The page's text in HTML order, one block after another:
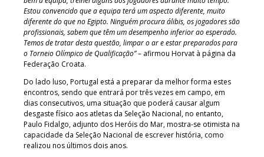
Estou convencido que a equipa terá um aspecto diferente, muito
diferente do que no Egipto. Ninguém procura álibis, os jogadores são
profissionais, sabem que têm um desempenho inferior ao esperado.
Temos de tratar desta questão, limpar o ar e estar preparados para
o Torneio Olímpico de Qualificação”– afirmou Horvat à página da
Federação Croata.
Do lado luso, Portugal está a preparar da melhor forma estes
encontros, sendo que entrará por três vezes em campo, em
dias consecutivos, uma situação que poderá causar algum
desgaste físico aos atletas da Seleção Nacional, no entanto,
Paulo Fidalgo, adjunto dos Heróis do Mar, mostra-se otimista na
capacidade da Seleção Nacional de escrever história, como
realizou nos últimos dois anos.